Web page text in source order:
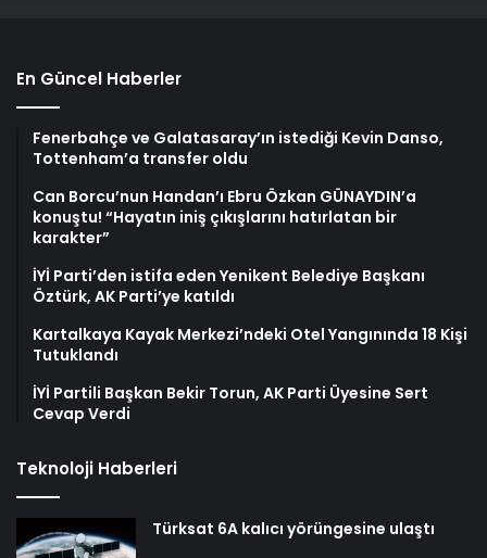
En Güncel Haberler
Fenerbahçe ve Galatasaray’ın istediği Kevin Danso,
Tottenham’a transfer oldu
Can Borcu’nun Handan’ı Ebru Özkan GÜNAYDIN’a
konuştu! “Hayatın iniş çıkışlarını hatırlatan bir
karakter”
İYİ Parti’den istifa eden Yenikent Belediye Başkanı
Öztürk, AK Parti’ye katıldı
Kartalkaya Kayak Merkezi’ndeki Otel Yangınında 18 Kişi
Tutuklandı
İYİ Partili Başkan Bekir Torun, AK Parti Üyesine Sert
Cevap Verdi
Teknoloji Haberleri
Türksat 6A kalıcı yörüngesine ulaştı